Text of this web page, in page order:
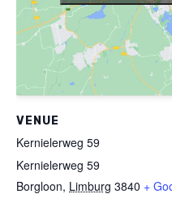
VENUE
Kernielerweg 59
Kernielerweg 59
Borgloon, Limburg 3840 +